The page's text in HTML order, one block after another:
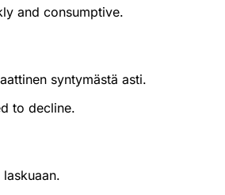
and consumptive.
syntymästä asti.
to decline.